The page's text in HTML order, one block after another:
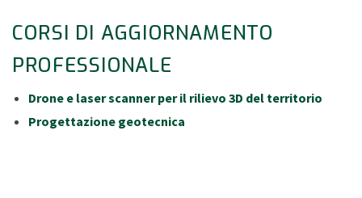
CORSI DI AGGIORNAMENTO
PROFESSIONALE
Drone e laser scanner per il rilievo 3D del territorio
Progettazione geotecnica